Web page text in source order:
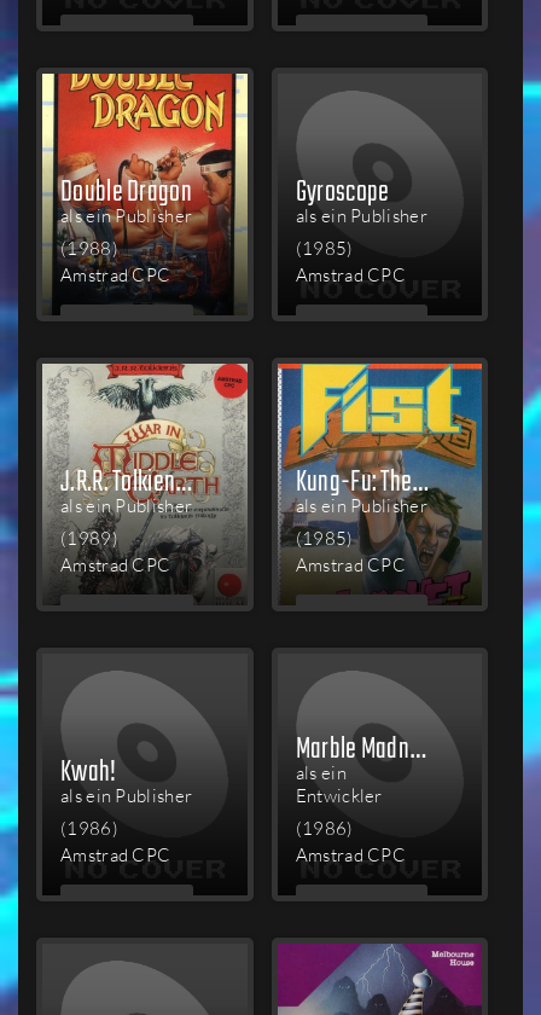
MEHR MEHR
Double Dragon
als ein Publisher
(1988)
Amstrad CPC
MEHR
Gyroscope
als ein Publisher
(1985)
Amstrad CPC
MEHR
J.R.R. Tolkien's War in Middle Earth
als ein Publisher
(1989)
Amstrad CPC
MEHR
Kung-Fu: The Way of the Exploding Fist
als ein Publisher
(1985)
Amstrad CPC
MEHR
Kwah!
als ein Publisher
(1986)
Amstrad CPC
MEHR
Marble Madness Construction Set
als ein
Entwickler
(1986)
Amstrad CPC
MEHR